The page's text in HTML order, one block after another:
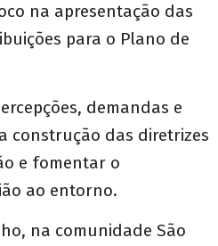
na apresentação das
para o Plano de
demandas e
construção das diretrizes
e fomentar o
ao entorno.
na comunidade São